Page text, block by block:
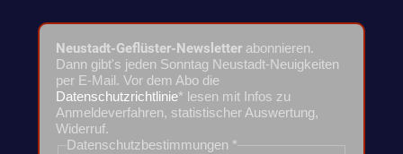
Neustadt-Geflüster-Newsletter abonnieren.
Dann gibt's jeden Sonntag Neustadt-Neuigkeiten
per E-Mail. Vor dem Abo die
Datenschutzrichtlinie* lesen mit Infos zu
Anmeldeverfahren, statistischer Auswertung,
Widerruf.
Datenschutzbestimmungen *